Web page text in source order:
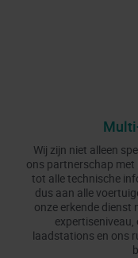
Wij zijn niet alleen
ons partnerschap met
tot alle technische
dus aan alle
onze erkende dienst
laadstations en ons